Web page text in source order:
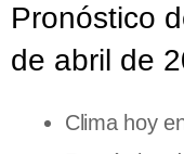
Pronóstico
de abril de
Clima hoy